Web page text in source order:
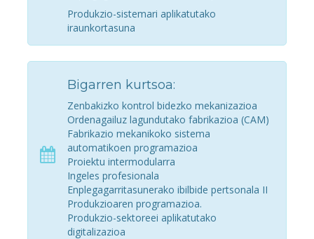
Produkzio-sistemari aplikatutako
iraunkortasuna
Bigarren kurtsoa:
Zenbakizko kontrol bidezko mekanizazioa
Ordenagailuz lagundutako fabrikazioa (CAM)
Fabrikazio mekanikoko sistema
automatikoen programazioa
Proiektu intermodularra
Ingeles profesionala
Enplegagarritasunerako ibilbide pertsonala II
Produkzioaren programazioa.
Produkzio-sektoreei aplikatutako
digitalizazioa